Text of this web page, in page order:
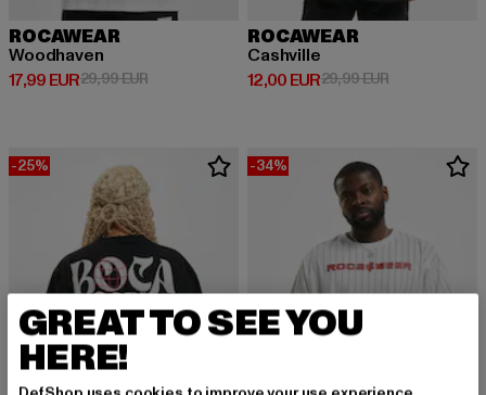
ROCAWEAR
Woodhaven
17,99 EUR
Derzeitiger Preis: 17,99 EUR
29,99 EURAktionspreis: 29,99 EUR
ROCAWEAR
Cashville
12,00 EUR
Derzeitiger Preis: 12,00 EUR
29,99 EURAktionspreis:
-25% -34%
GREAT TO SEE YOU
HERE!